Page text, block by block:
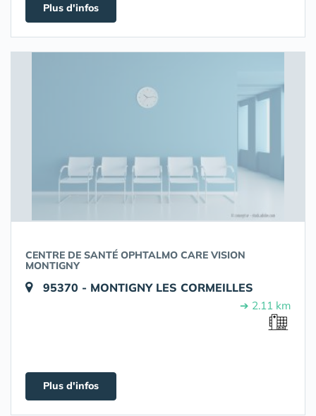
Plus d'infos
CENTRE DE SANTÉ OPHTALMO CARE VISION
MONTIGNY
95370 - MONTIGNY LES CORMEILLES
➔ 2.11 km
Plus d'infos